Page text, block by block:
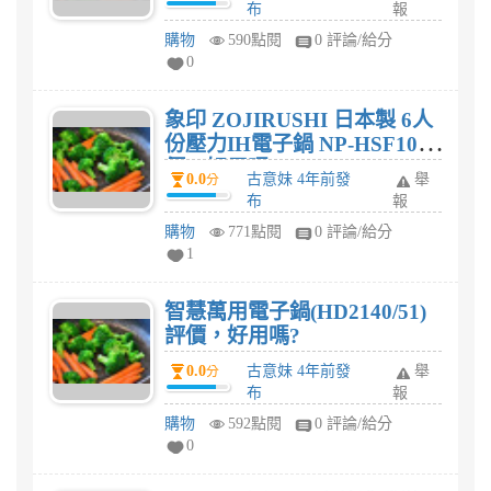
布
報
購物
590點閱
0 評論/給分
0
象印 ZOJIRUSHI 日本製 6人
份壓力IH電子鍋 NP-HSF10評
價，好用嗎?
0.0分
古意妹 4年前發
布
舉
報
購物
771點閱
0 評論/給分
1
智慧萬用電子鍋(HD2140/51)
評價，好用嗎?
0.0分
古意妹 4年前發
布
舉
報
購物
592點閱
0 評論/給分
0